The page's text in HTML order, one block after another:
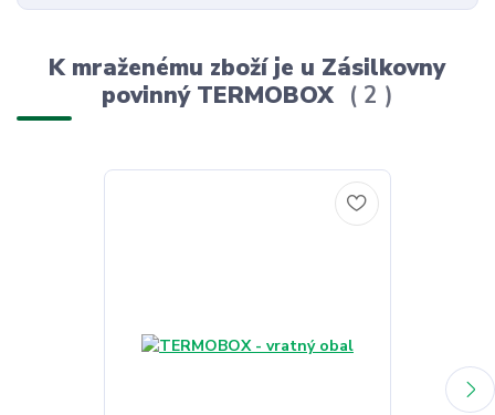
K mraženému zboží je u Zásilkovny
povinný TERMOBOX
2